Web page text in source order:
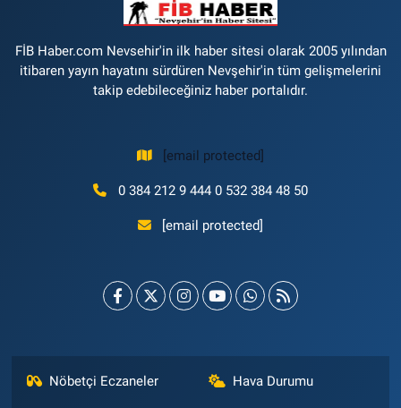
FİB Haber.com Nevsehir'in ilk haber sitesi olarak 2005 yılından
itibaren yayın hayatını sürdüren Nevşehir'in tüm gelişmelerini
takip edebileceğiniz haber portalıdır.
[email protected]
0 384 212 9 444 0 532 384 48 50
[email protected]
Nöbetçi Eczaneler Hava Durumu